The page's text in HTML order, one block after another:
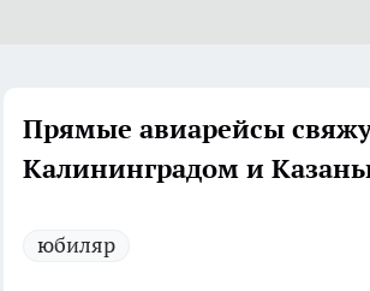
Прямые авиарейсы
Калининградом и
юбиляр